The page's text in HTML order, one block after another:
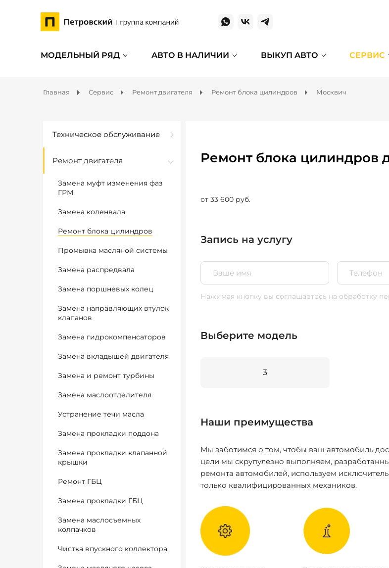
МОДЕЛЬНЫЙ РЯД АВТО В НАЛИЧИИ ВЫКУП АВТО СЕРВИС
Главная Сервис Ремонт двигателя Ремонт блока цилиндров Москвич
Техническое обслуживание
Ремонт двигателя
Замена муфт изменения фаз
ГРМ
Замена коленвала
Ремонт блока цилиндров
Промывка масляной системы
Замена распредвала
Замена поршневых колец
Замена направляющих втулок
клапанов
Замена гидрокомпенсаторов
Замена вкладышей двигателя
Замена и ремонт турбины
Замена маслоотделителя
Устранение течи масла
Замена прокладки поддона
Замена прокладки клапанной
крышки
Ремонт ГБЦ
Замена прокладки ГБЦ
Замена маслосъемных
колпачков
Чистка впускного коллектора
Ремонт блока цилиндров
от 33 600 руб.
Запись на услугу
Нажимая кнопку вы соглашаетесь на обработку
Выберите модель
3
Наши преимущества
Мы заботимся о том, чтобы ваш автомобиль
цели мы скрупулезно выполняем,
ремонта автомобилей, используем
только квалифицированных механиков.